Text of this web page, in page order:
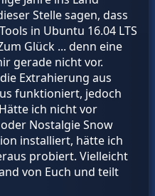
Stelle sagen, dass
in Ubuntu 16.04 LTS
Glück ... denn eine
gerade nicht vor.
Extrahierung aus
funktioniert, jedoch
ich nicht vor
Nostalgie Snow
installiert, hätte ich
probiert. Vielleicht
von Euch und teilt